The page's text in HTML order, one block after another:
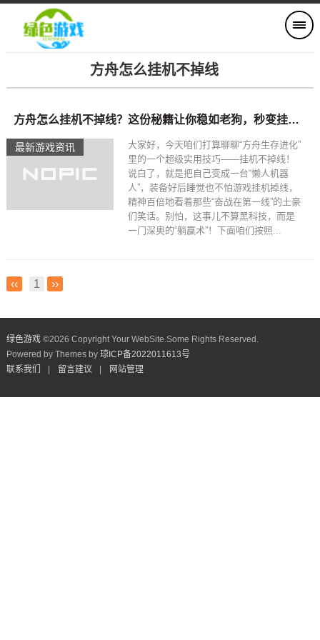
方舟怎么挂机不掉线
最新游戏资讯
方舟怎么挂机不掉线？这份秘籍让你稳如老狗，秒变挂机达人！
大家好，今天咱们打算聊聊“方舟生存进化”
里的一个超级实用技巧——挂机不掉线！
说白了，就是把自己变成一台“懒人机器
人”，装备好后睡觉也不怕游戏挂机掉线，
精神百倍地看着那些“奋战在第一线”的土豪
们笑话。别怕，这事儿不算黑科技，而是
一门深奥的“躺赢术”！下面咱们按照...
‹‹ 1 ››
绿色游戏©2026 Copyright Your WebSite.Some Rights Reserved.
Powered by Themes by 琼ICP备2022011613号
联系我们
留言建议 网站管理